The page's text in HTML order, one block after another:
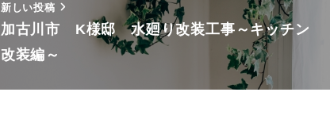
新しい投稿
加古川市 K様邸 水廻り改装工事～キッチン
改装編～